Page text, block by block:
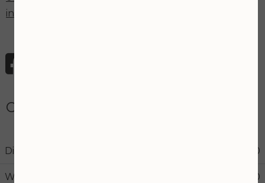
info@joanskincare.nl
Openingstijden
Dinsdag 18:00
Woensdag 21:00